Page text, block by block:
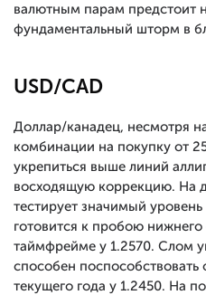
валютным парам предстоит
фундаментальный шторм в
USD/CAD
Доллар/канадец, несмотря
комбинации на покупку от
укрепиться выше линий
восходящую коррекцию. На
тестирует значимый
готовится к пробою
таймфрейме у 1.2570. Слом
способен
текущего года у 1.2450. На